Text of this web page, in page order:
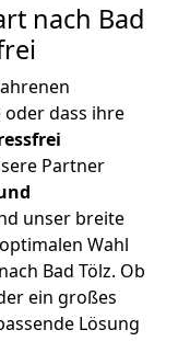
nach Bad
dass ihre
Partner
unser breite
Wahl
Bad Tölz. Ob
ein großes
Lösung